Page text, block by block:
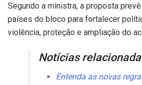
Segundo a ministra, a proposta
países do bloco para fortalecer
violência, proteção e ampliação do
Notícias
Entenda as novas